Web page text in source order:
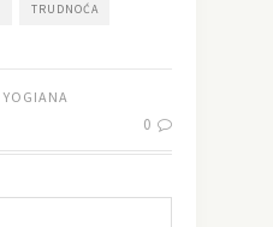
TRUDNOĆA
YOGIANA
0